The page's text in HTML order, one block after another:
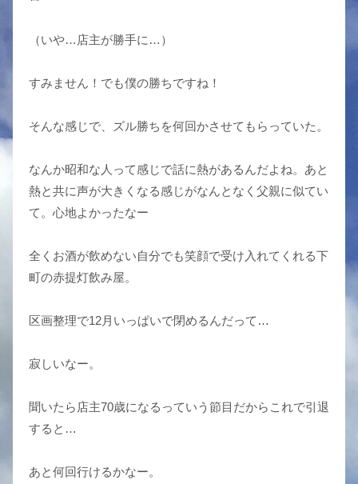
（いや…店主が勝手に…）
すみません！でも僕の勝ちですね！
そんな感じで、ズル勝ちを何回かさせてもらっていた。
なんか昭和な人って感じで話に熱があるんだよね。あと
熱と共に声が大きくなる感じがなんとなく父親に似てい
て。心地よかったなー
全くお酒が飲めない自分でも笑顔で受け入れてくれる下
町の赤提灯飲み屋。
区画整理で12月いっぱいで閉めるんだって…
寂しいなー。
聞いたら店主70歳になるっていう節目だからこれで引退
すると…
あと何回行けるかなー。